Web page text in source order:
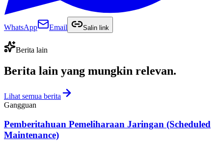
WhatsApp Email Salin link
Berita lain
Berita lain yang mungkin relevan.
Lihat semua berita
Gangguan
Pemberitahuan Pemeliharaan Jaringan (Scheduled
Maintenance)